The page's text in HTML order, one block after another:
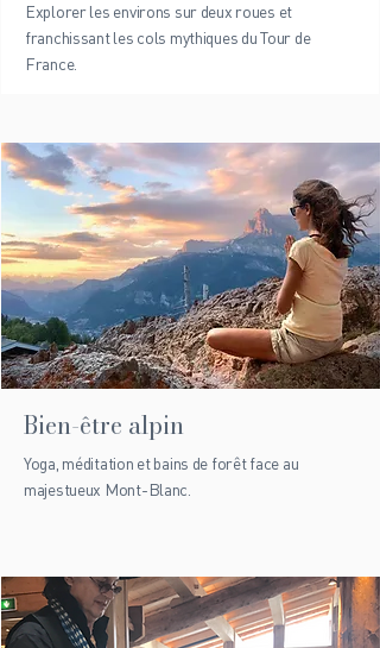
Explorer les environs sur deux roues et
franchissant les cols mythiques du Tour de
France.
Bien-être alpin
Yoga, méditation et bains de forêt face au
majestueux Mont-Blanc.